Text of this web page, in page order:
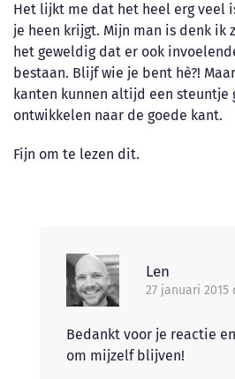
Het lijkt me dat het heel erg veel
je heen krijgt. Mijn man is denk ik
het geweldig dat er ook
bestaan. Blijf wie je bent hè?!
kanten kunnen altijd een steuntje
ontwikkelen naar de goede kant.
Fijn om te lezen dit.
Len
27 januari 2015
Bedankt voor je reactie
om mijzelf blijven!